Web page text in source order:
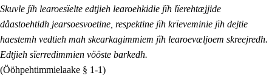
Skuvle jïh learoesïelte edtjieh learoehkidie jïh lïerehtæjjide
dåastoehtidh jearsoesvoetine, respektine jïh krïeveminie jïh dejtie
haestemh vedtieh mah skearkagimmiem jïh learoevæljoem skreejredh.
Edtjieh sïerredimmien vööste barkedh.
(Ööhpehtimmielaake § 1-1)